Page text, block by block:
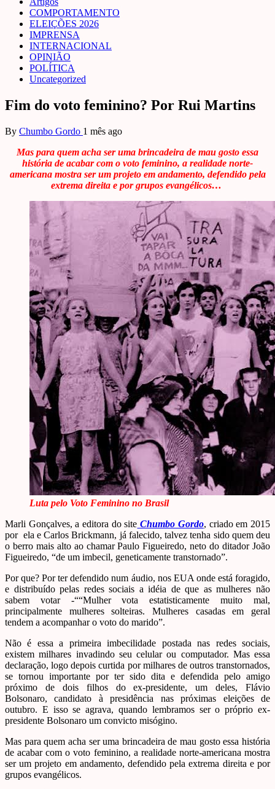
COMPORTAMENTO
ELEIÇÕES 2026
IMPRENSA
INTERNACIONAL
OPINIÃO
POLÍTICA
Uncategorized
Fim do voto feminino? Por Rui Martins
By Chumbo Gordo 1 mês ago
Mas para quem acha ser uma brincadeira de mau gosto essa
história de acabar com o voto feminino, a realidade norte-
americana mostra ser um projeto em andamento, defendido pela
extrema direita e por grupos evangélicos…
Luta pelo Voto Feminino no Brasil
Marli Gonçalves, a editora do site Chumbo Gordo, criado em 2015
por ela e Carlos Brickmann, já falecido, talvez tenha sido quem deu
o berro mais alto ao chamar Paulo Figueiredo, neto do ditador João
Figueiredo, “de um imbecil, geneticamente transtornado”.
Por que? Por ter defendido num áudio, nos EUA onde está foragido,
e distribuído pelas redes sociais a idéia de que as mulheres não
sabem votar -““Mulher vota estatisticamente muito mal,
principalmente mulheres solteiras. Mulheres casadas em geral
tendem a acompanhar o voto do marido”.
Não é essa a primeira imbecilidade postada nas redes sociais,
existem milhares invadindo seu celular ou computador. Mas essa
declaração, logo depois curtida por milhares de outros transtornados,
se tornou importante por ter sido dita e defendida pelo amigo
próximo de dois filhos do ex-presidente, um deles, Flávio
Bolsonaro, candidato à presidência nas próximas eleições de
outubro. E isso se agrava, quando lembramos ser o próprio ex-
presidente Bolsonaro um convicto misógino.
Mas para quem acha ser uma brincadeira de mau gosto essa história
de acabar com o voto feminino, a realidade norte-americana mostra
ser um projeto em andamento, defendido pela extrema direita e por
grupos evangélicos.